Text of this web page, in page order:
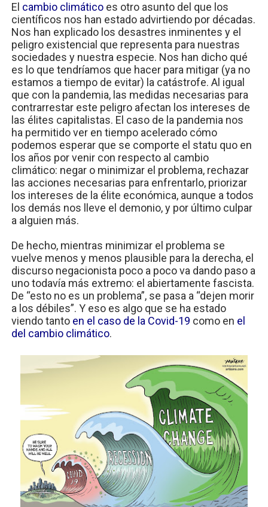
El cambio climáticoes otro asunto del que los
científicos nos han estado advirtiendo por décadas.
Nos han explicado los desastres inminentes y el
peligro existencial que representa para nuestras
sociedades y nuestra especie. Nos han dicho qué
es lo que tendríamos que hacer para mitigar (ya no
estamos a tiempo de evitar) la catástrofe. Al igual
que con la pandemia, las medidas necesarias para
contrarrestar este peligro afectan los intereses de
las élites capitalistas. El caso de la pandemia nos
ha permitido ver en tiempo acelerado cómo
podemos esperar que se comporte el statu quo en
los años por venir con respecto al cambio
climático: negar o minimizar el problema, rechazar
las acciones necesarias para enfrentarlo, priorizar
los intereses de la élite económica, aunque a todos
los demás nos lleve el demonio, y por último culpar
a alguien más.
De hecho, mientras minimizar el problema se
vuelve menos y menos plausible para la derecha, el
discurso negacionista poco a poco va dando paso a
uno todavía más extremo: el abiertamente fascista.
De “esto no es un problema”, se pasa a “dejen morir
a los débiles”. Y eso es algo que se ha estado
viendo tanto en el caso de la Covid-19 como en el
del cambio climático.